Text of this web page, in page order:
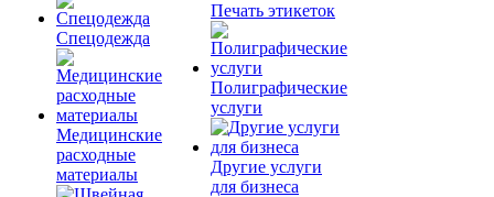
Спецодежда
Медицинские
расходные
материалы
Печать этикеток
Полиграфические
услуги
Другие услуги
для бизнеса